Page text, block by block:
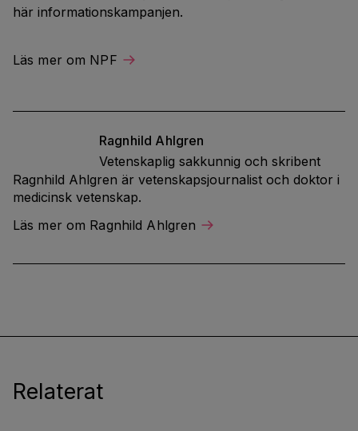
här informationskampanjen.
Läs mer om NPF
Ragnhild Ahlgren
Vetenskaplig sakkunnig och skribent
Ragnhild Ahlgren är vetenskapsjournalist och doktor i
medicinsk vetenskap.
Läs mer om Ragnhild Ahlgren
Relaterat